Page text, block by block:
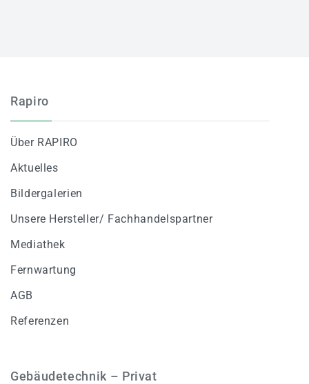
Rapiro
Über RAPIRO
Aktuelles
Bildergalerien
Unsere Hersteller/ Fachhandelspartner
Mediathek
Fernwartung
AGB
Referenzen
Gebäudetechnik – Privat